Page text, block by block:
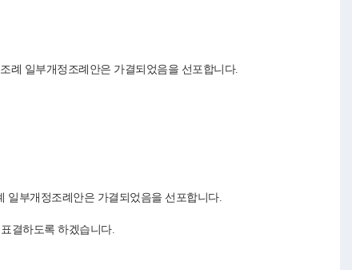
례 일부개정조례안은 가결되었음을 선포합니다.
일부개정조례안은 가결되었음을 선포합니다.
결하도록 하겠습니다.